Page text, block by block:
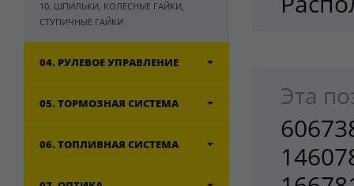
10. ШПИЛЬКИ, КОЛЕСНЫЕ ГАЙКИ,
СТУПИЧНЫЕ ГАЙКИ
04. РУЛЕВОЕ УПРАВЛЕНИЕ
05. ТОРМОЗНАЯ СИСТЕМА
06. ТОПЛИВНАЯ СИСТЕМА
Эта